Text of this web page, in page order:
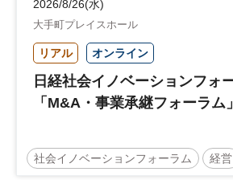
2026/8/26(水)
大手町プレイスホール
リアル オンライン
日経社会イノベーションフォ
「M&A・事業承継フォーラム」
社会イノベーションフォーラム 経営